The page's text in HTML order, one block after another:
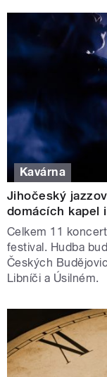
Kavárna
Jihočeský
domácích kapel
Celkem 11
festival. Hudba
Českých
Libníči a Úsilném.